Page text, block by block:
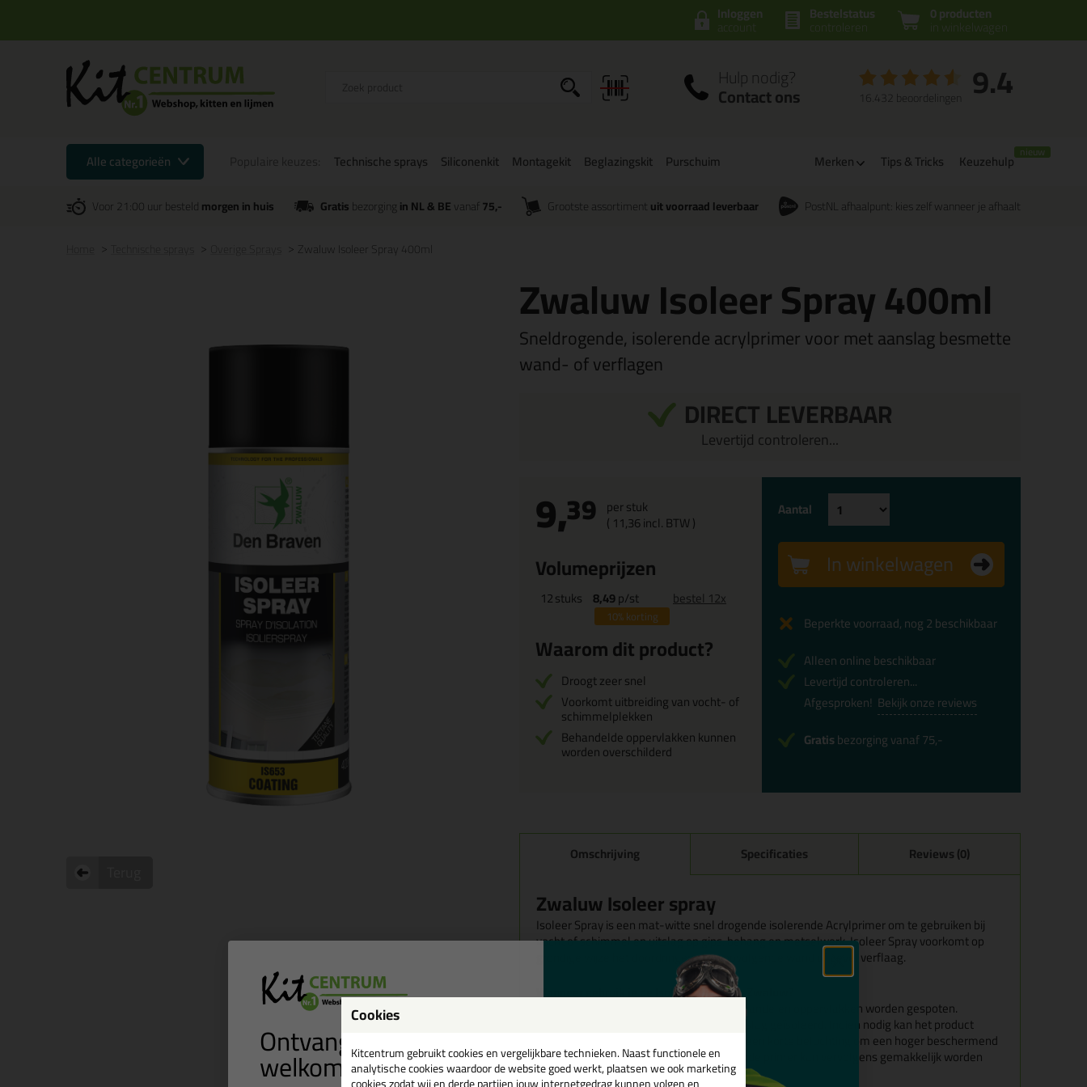
0 producten
in winkelwagen
Bestelstatus
controleren
Inloggen
account
Hulp nodig?
Contact ons 9.4
16.432 beoordelingen
Alle categorieën Technische sprays Siliconenkit Montagekit Beglazingskit Purschuim Merken Tips & Tricks Keuzehulp
Voor 21:00 uur besteldmorgen in huis Gratisbezorgingin NL & BEvanaf 75,- Grootste assortiment uit voorraad leverbaar PostNL afhaalpunt: kies zelf wanneer je afhaalt
Zwaluw Isoleer Spray 400ml
Zwaluw Isoleer Spray 400ml
Sneldrogende, isolerende acrylprimer voor met aanslag besmette
wand- of verflagen
DIRECT LEVERBAAR
Levertijd controleren...
9,39 per stuk
( 11,36incl. BTW )
Volumeprijzen
12stuks 8,49p/st
10%korting
bestel 12x
Waarom dit product?
Droogt zeer snel
Voorkomt uitbreiding van vocht- of
schimmelplekken
Behandelde oppervlakken kunnen
worden overschilderd
Aantal
In winkelwagen
Beperkte voorraad, nog 2 beschikbaar
Alleen online beschikbaar
Levertijd controleren...
Afgesproken! Bekijk onze reviews
Gratisbezorging vanaf 75,-
Omschrijving Specificaties Reviews (0)
Zwaluw Isoleer spray
Isoleer Spray is een mat-witte snel drogende isolerende Acrylprimer om te gebruiken bij
vocht of schimmel en uitslag op gips, behang en metselwerk. Isoleer Spray voorkomt op
grondige wijze het doordringen in de opvolgende wand of gevel verflaag.
Wanneer gebruik je de Isoleer spray van Zwaluw?
Isoleer Spray kan gelijkmatig op de te behandelen oppervlakken worden gespoten.
Hiermee worden schimmel, vocht en aanslag geïsoleerd. Indien nodig kan het product
meerdere keren aangebracht worden na een korte beluchting om een hoger beschermend
effect te bereiken. De gedroogde isolerende primer kan vervolgens gemakkelijk worden
overgeschildert.
Cookies
Kitcentrum gebruikt cookies en vergelijkbare technieken. Naast functionele en
analytische cookies waardoor de website goed werkt, plaatsen we ook marketing
Ontvang een
welkomstcadeau 💚